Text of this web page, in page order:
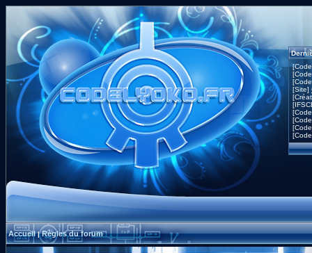
[Site]
Accueil|Règles du forum